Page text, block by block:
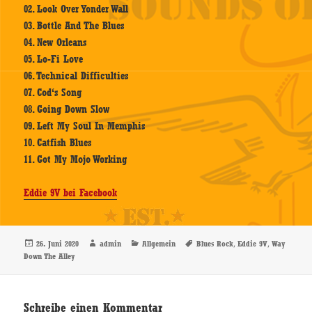
02. Look Over Yonder Wall
03. Bottle And The Blues
04. New Orleans
05. Lo-Fi Love
06. Technical Difficulties
07. Cod‘s Song
08. Going Down Slow
09. Left My Soul In Memphis
10. Catfish Blues
11. Got My Mojo Working
Eddie 9V bei Facebook
Veröffentlicht
am
26. Juni 2020 Autor
admin Kategorien
Allgemein Schlagwörter
Blues Rock,Eddie 9V,Way
Down The Alley
Schreibe einen Kommentar